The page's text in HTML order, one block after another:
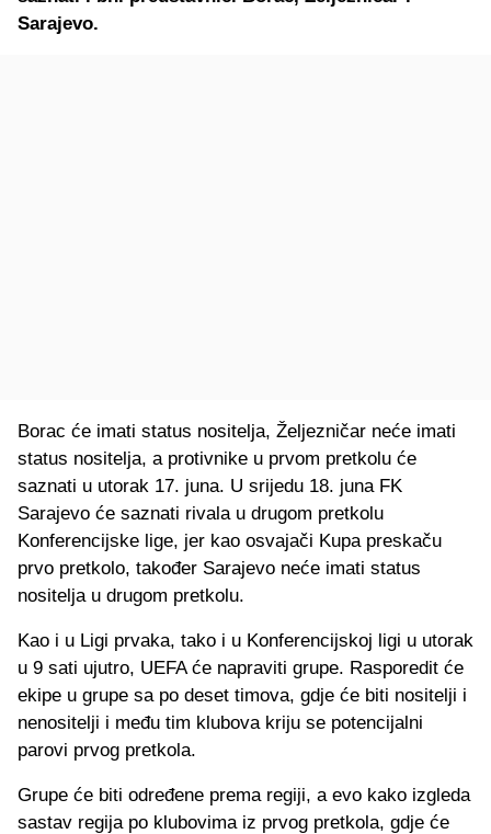
Sarajevo.
Borac će imati status nositelja, Željezničar neće imati
status nositelja, a protivnike u prvom pretkolu će
saznati u utorak 17. juna. U srijedu 18. juna FK
Sarajevo će saznati rivala u drugom pretkolu
Konferencijske lige, jer kao osvajači Kupa preskaču
prvo pretkolo, također Sarajevo neće imati status
nositelja u drugom pretkolu.
Kao i u Ligi prvaka, tako i u Konferencijskoj ligi u utorak
u 9 sati ujutro, UEFA će napraviti grupe. Rasporedit će
ekipe u grupe sa po deset timova, gdje će biti nositelji i
nenositelji i među tim klubova kriju se potencijalni
parovi prvog pretkola.
Grupe će biti određene prema regiji, a evo kako izgleda
sastav regija po klubovima iz prvog pretkola, gdje će